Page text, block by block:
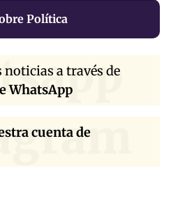
Política
noticias a través de
WhatsApp
cuenta de